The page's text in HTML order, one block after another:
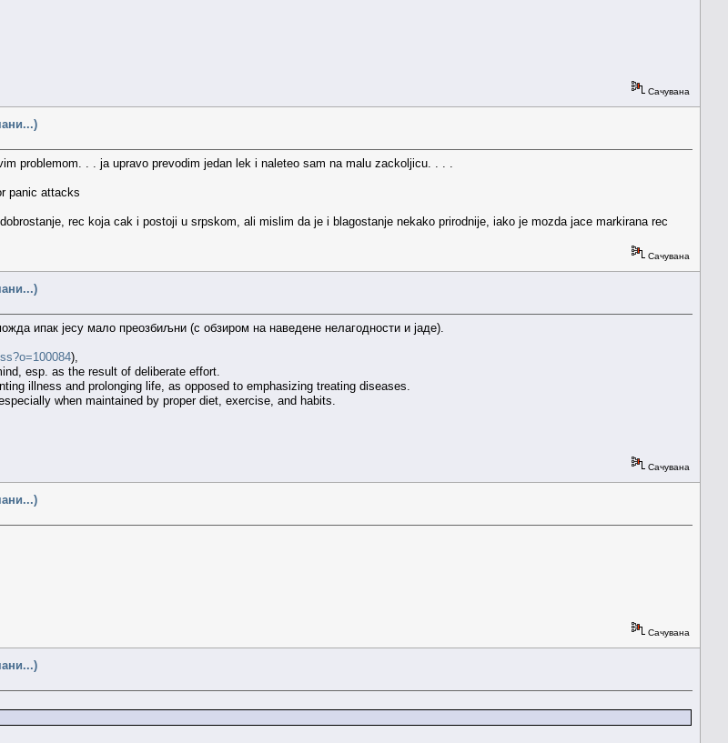
Сачувана
problemom. . . ja upravo prevodim jedan lek i naleteo sam na malu zackoljicu. . . .
panic attacks
rec koja cak i postoji u srpskom, ali mislim da je i blagostanje nekako prirodnije, iako je mozda jace markirana rec
Сачувана
ипак јесу мало преозбиљни (с обзиром на наведене нелагодности и јаде).
),
esp. as the result of deliberate effort.
illness and prolonging life, as opposed to emphasizing treating diseases.
when maintained by proper diet, exercise, and habits.
Сачувана
Сачувана